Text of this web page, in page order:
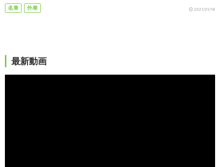
名車 外車 2021/01/16
最新動画